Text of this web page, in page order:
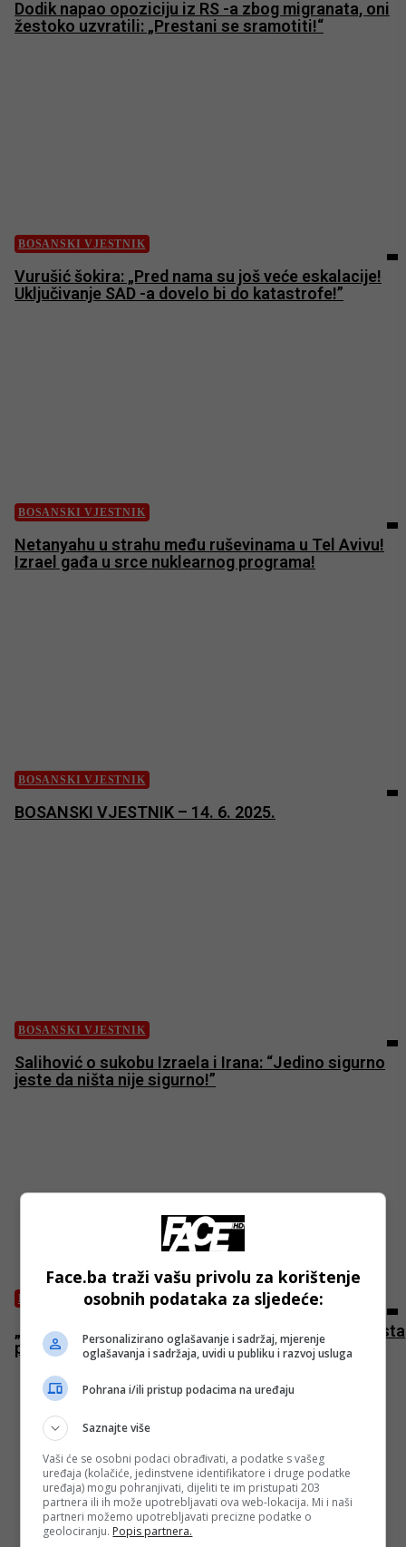
Dodik napao opoziciju iz RS -a zbog migranata, oni
žestoko uzvratili: „Prestani se sramotiti!“
BOSANSKI VJESTNIK
Vurušić šokira: „Pred nama su još veće eskalacije!
Uključivanje SAD -a dovelo bi do katastrofe!”
BOSANSKI VJESTNIK
Netanyahu u strahu među ruševinama u Tel Avivu!
Izrael gađa u srce nuklearnog programa!
BOSANSKI VJESTNIK
BOSANSKI VJESTNIK – 14. 6. 2025.
BOSANSKI VJESTNIK
Salihović o sukobu Izraela i Irana: “Jedino sigurno
jeste da ništa nije sigurno!”
BOSANSKI VJESTNIK
„Ljubav je zakon“ odjekuje Sarajevom! Održana Šesta
povorka ponosa: LGBTQ+ osobe traže ovo!
Face.ba traži vašu privolu za korištenje
osobnih podataka za sljedeće:
Personalizirano oglašavanje i sadržaj, mjerenje
oglašavanja i sadržaja, uvidi u publiku i razvoj usluga
Pohrana i/ili pristup podacima na uređaju
Saznajte više
Vaši će se osobni podaci obrađivati, a podatke s vašeg
uređaja (kolačiće, jedinstvene identifikatore i druge podatke
uređaja) mogu pohranjivati, dijeliti te im pristupati 203
partnera ili ih može upotrebljavati ova web-lokacija. Mi i naši
partneri možemo upotrebljavati precizne podatke o
geolociranju. Popis partnera.